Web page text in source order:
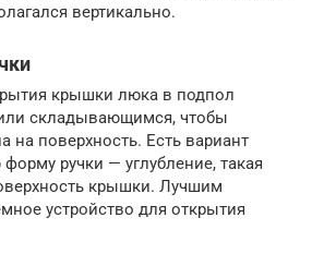
вертикально.
крышки люка в подпол
складывающимся, чтобы
на поверхность. Есть вариант
ручки — углубление, такая
крышки. Лучшим
устройство для открытия